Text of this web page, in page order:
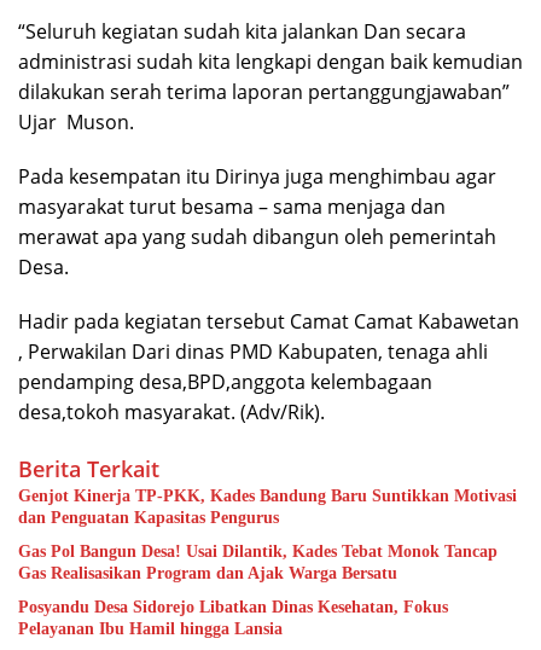
“Seluruh kegiatan sudah kita jalankan Dan secara
administrasi sudah kita lengkapi dengan baik kemudian
dilakukan serah terima laporan pertanggungjawaban”
Ujar Muson.
Pada kesempatan itu Dirinya juga menghimbau agar
masyarakat turut besama – sama menjaga dan
merawat apa yang sudah dibangun oleh pemerintah
Desa.
Hadir pada kegiatan tersebut Camat Camat Kabawetan
, Perwakilan Dari dinas PMD Kabupaten, tenaga ahli
pendamping desa,BPD,anggota kelembagaan
desa,tokoh masyarakat. (Adv/Rik).
Berita Terkait
Genjot Kinerja TP-PKK, Kades Bandung Baru Suntikkan Motivasi
dan Penguatan Kapasitas Pengurus
Gas Pol Bangun Desa! Usai Dilantik, Kades Tebat Monok Tancap
Gas Realisasikan Program dan Ajak Warga Bersatu
Posyandu Desa Sidorejo Libatkan Dinas Kesehatan, Fokus
Pelayanan Ibu Hamil hingga Lansia